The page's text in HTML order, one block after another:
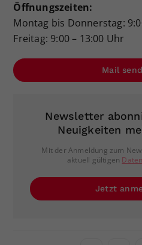
Öffnungszeiten:
Montag bis Donnerstag:
Freitag: 9:00 – 13:00 Uhr
Mail
Newsletter
Neuigkeiten
Mit der Anmeldung zum
aktuell gültigen
Jetzt